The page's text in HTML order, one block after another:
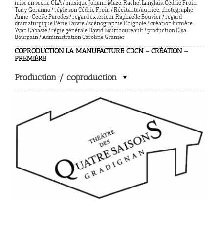
mise en scène OLA / musique Johann Mazé, Rachel Langlais, Cédric Froin,
Tony Geranno / régie son Cédric Froin / Récitante/autrice, photographe
Anne-Cécile Paredes / regard extérieur Raphaëlle Bouvier / regard
dramaturgique Périe Faivre / scénographie Chignole / création lumière
Yvan L’abasie / régie générale David Bourthoureault / production Elsa
Bourgain / Administration Caroline Granier
COPRODUCTION LA MANUFACTURE CDCN – CRÉATION –
PREMIÈRE
Production / coproduction